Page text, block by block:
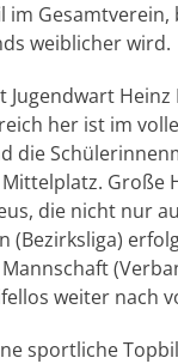
im
weiblicher wird.
her ist im
die
die nicht nur
(Bezirksliga)
weiter nach
sportliche